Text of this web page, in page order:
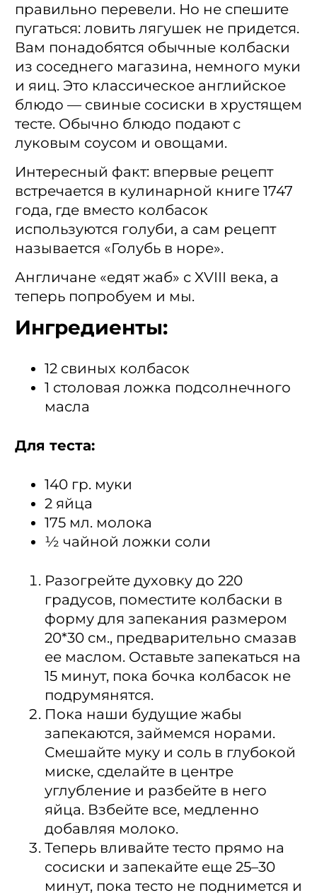
правильно перевели. Но не спешите
пугаться: ловить лягушек не придется.
Вам понадобятся обычные колбаски
из соседнего магазина, немного муки
и яиц. Это классическое английское
блюдо — свиные сосиски в хрустящем
тесте. Обычно блюдо подают с
луковым соусом и овощами.
Интересный факт: впервые рецепт
встречается в кулинарной книге 1747
года, где вместо колбасок
используются голуби, а сам рецепт
называется «Голубь в норе».
Англичане «едят жаб» с XVIII века, а
теперь попробуем и мы.
Ингредиенты:
12 свиных колбасок
1 столовая ложка подсолнечного
масла
Для теста:
140 гр. муки
2 яйца
175 мл. молока
½ чайной ложки соли
Разогрейте духовку до 220
градусов, поместите колбаски в
форму для запекания размером
20*30 см., предварительно смазав
ее маслом. Оставьте запекаться на
15 минут, пока бочка колбасок не
подрумянятся.
Пока наши будущие жабы
запекаются, займемся норами.
Смешайте муку и соль в глубокой
миске, сделайте в центре
углубление и разбейте в него
яйца. Взбейте все, медленно
добавляя молоко.
Теперь вливайте тесто прямо на
сосиски и запекайте еще 25–30
минут, пока тесто не поднимется и